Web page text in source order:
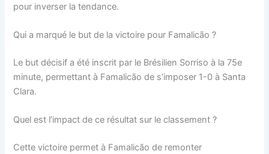
pour inverser la tendance.
Qui a marqué le but de la victoire pour Famalicão ?
Le but décisif a été inscrit par le Brésilien Sorriso à la 75e
minute, permettant à Famalicão de s’imposer 1-0 à Santa
Clara.
Quel est l’impact de ce résultat sur le classement ?
Cette victoire permet à Famalicão de remonter